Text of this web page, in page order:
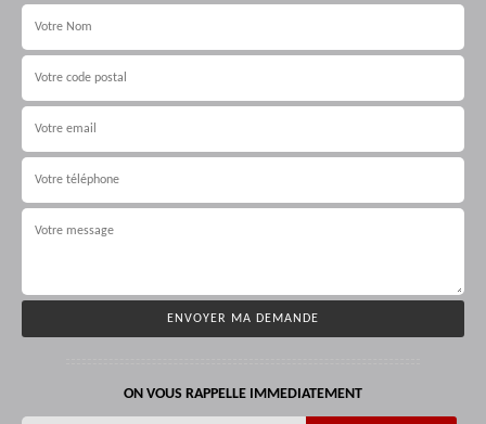
ON VOUS RAPPELLE IMMEDIATEMENT